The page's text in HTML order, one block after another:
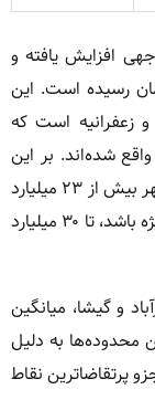
افزایش یافته و
حدود ۲۳۴ میلیون تومان رسیده است. این
و زعفرانیه است که
شده‌اند. بر این
اساس، یک واحد دوخوابه ۱۰۰ متری در شمال شهر بیش از ۲۳ میلیارد
تومان قیمت دارد و اگر نوساز یا دارای امکانات ویژه باشد، تا ۳۰ میلیارد
و گیشا، میانگین
است. این محدوده‌ها به دلیل
پرتقاضاترین نقاط